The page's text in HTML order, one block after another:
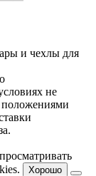
и чехлы для
не
положениями
Хорошо